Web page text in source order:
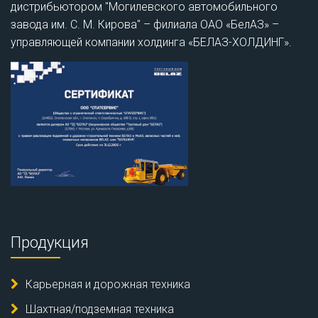
дистрибьютором "Могилевского автомобильного
завода им. С. М. Кирова" – филиала ОАО «БелАЗ» –
управляющей компании холдинга «БЕЛАЗ-ХОЛДИНГ».
Продукция
Карьерная и дорожная техника
Шахтная/подземная техника